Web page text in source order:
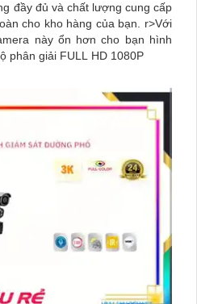
đầy đủ và chất lượng cung cấp
kho hàng của bạn. r>Với
này ổn hơn cho bạn hình
phân giải FULL HD 1080P